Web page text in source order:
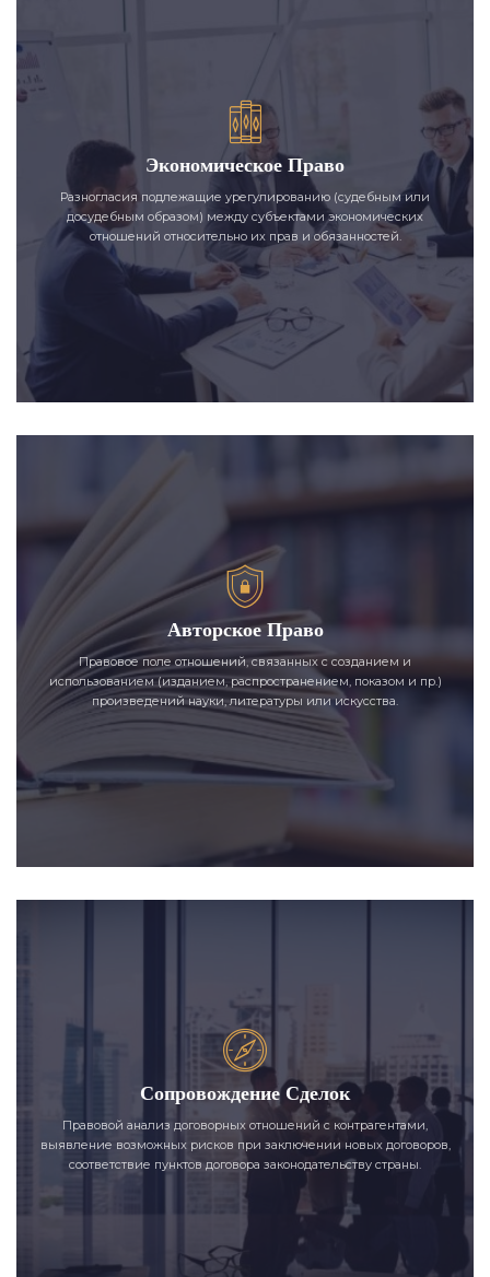
Экономическое Право
Разногласия подлежащие урегулированию (судебным или
досудебным образом) между субъектами экономических
отношений относительно их прав и обязанностей.
Авторское Право
Правовое поле отношений, связанных с созданием и
использованием (изданием, распространением, показом и пр.)
произведений науки, литературы или искусства.
Сопровождение Сделок
Правовой анализ договорных отношений с контрагентами,
выявление возможных рисков при заключении новых договоров,
соответствие пунктов договора законодательству страны.